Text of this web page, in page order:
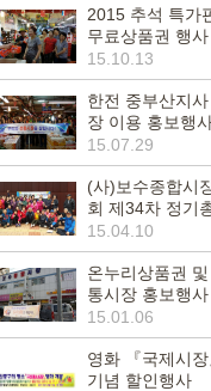
2015 추석 특가
무료상품권 행사
15.10.13
한전 중부산지
장 이용 홍보행
15.07.29
(사)보수종합시
회 제34차 정기
15.04.10
온누리상품권
통시장 홍보행사
15.01.06
영화 『국제시
기념 할인행사